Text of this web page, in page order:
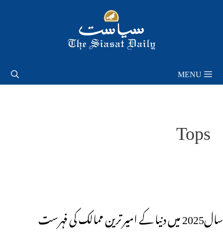
MENU
Tops
سال2025 میں دنیا کے امیر ترین ممالک کی فہرست